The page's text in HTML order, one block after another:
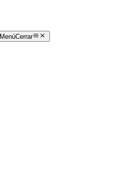
MenúCerrar